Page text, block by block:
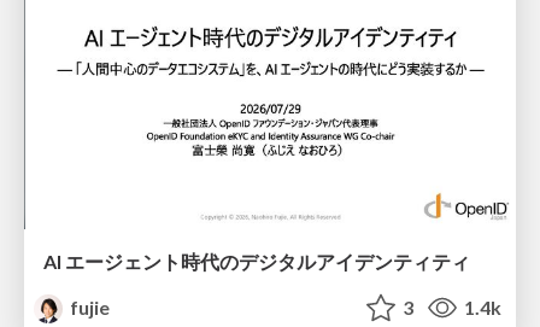
AI エージェント時代のデジタルアイデンティティ
fujie
3 1.4k